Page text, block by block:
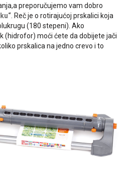
preporučujemo vam dobro
. Reč je o rotirajućoj prskalici koja
(180 stepeni). Ako
(hidrofor) moći ćete da dobijete jači
prskalica na jedno crevo i to